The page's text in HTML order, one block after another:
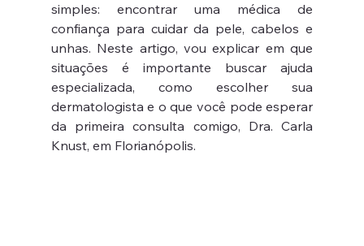
simples: encontrar uma médica de
confiança para cuidar da pele, cabelos e
unhas. Neste artigo, vou explicar em que
situações é importante buscar ajuda
especializada, como escolher sua
dermatologista e o que você pode esperar
da primeira consulta comigo, Dra. Carla
Knust, em Florianópolis.